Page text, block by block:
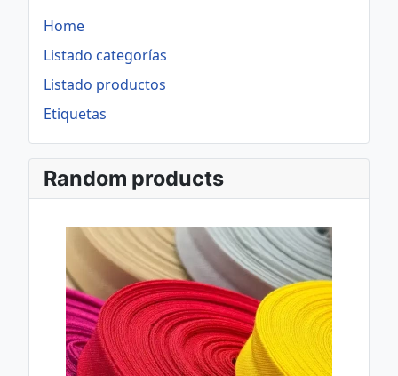
Home
Listado categorías
Listado productos
Etiquetas
Random products